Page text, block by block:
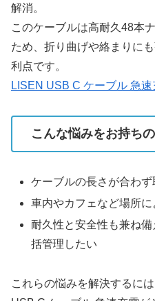
解消。
このケーブルは高耐久48本
ため、折り曲げや絡まりに
利点です。
LISEN USB C ケーブル 急
こんな悩みをお持ち
ケーブルの長さが合わ
車内やカフェなど場所
耐久性と安全性も兼ね
括管理したい
これらの悩みを解決するに